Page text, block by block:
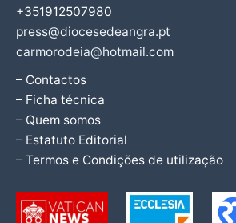
+351912507980
press@diocesedeangra.pt
carmorodeia@hotmail.com
– Contactos
– Ficha técnica
– Quem somos
– Estatuto Editorial
– Termos e Condições de utilização